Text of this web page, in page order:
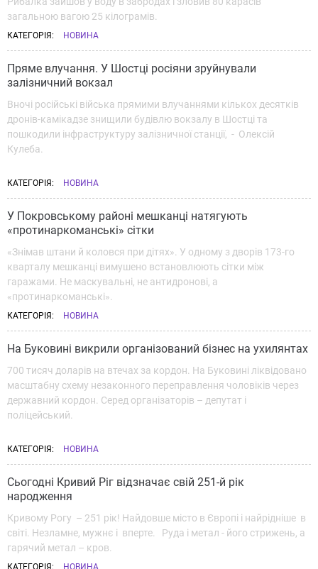
загальною вагою 25 кілограмів.
КАТЕГОРІЯ: НОВИНА
Пряме влучання. У Шостці росіяни зруйнували
залізничний вокзал
Вночі російські війська прямими влучаннями кількох десятків
дронів-камікадзе знищили будівлю вокзалу в Шостці та
пошкодили інфраструктуру залізничної станції, - Олексій
Кулеба.
КАТЕГОРІЯ: НОВИНА
У Покровському районі мешканці натягують
«протинаркоманські» сітки
«Знімав штани й коловся при дітях». У одному з дворів 173-го
кварталу мешканці вимушено встановлюють сітки між
гаражами. Не маскувальні, не антидронові, а
«протинаркоманські».
КАТЕГОРІЯ: НОВИНА
На Буковині викрили організований бізнес на ухилянтах
700 тисяч доларів на втечах за кордон. На Буковині ліквідовано
масштабну схему незаконного переправлення чоловіків через
державний кордон. Серед організаторів – депутат і
поліцейський.
КАТЕГОРІЯ: НОВИНА
Сьогодні Кривий Ріг відзначає свій 251-й рік
народження
Кривому Рогу – 251 рік! Найдовше місто в Європі і найрідніше в
світі. Незламне, мужнє і вперте. Руда і метал - його стрижень, а
гарячий метал – кров.
КАТЕГОРІЯ: НОВИНА